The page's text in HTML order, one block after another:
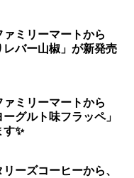
ァミリーマートから
レバー山椒」が新発売
ァミリーマートから
ーグルト味フラッペ」
✨
ーズコーヒーから、